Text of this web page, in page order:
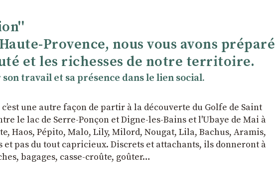
Provence, nous vous avons préparé
et les richesses de notre territoire.
travail et sa présence dans le lien social.
une autre façon de partir à la découverte du Golfe de Saint
le lac de Serre-Ponçon et Digne-les-Bains et l'Ubaye de Mai à
Haos, Pépito, Malo, Lily, Milord, Nougat, Lila, Bachus, Aramis,
pas du tout capricieux. Discrets et attachants, ils donneront à
bagages, casse-croûte, goûter…